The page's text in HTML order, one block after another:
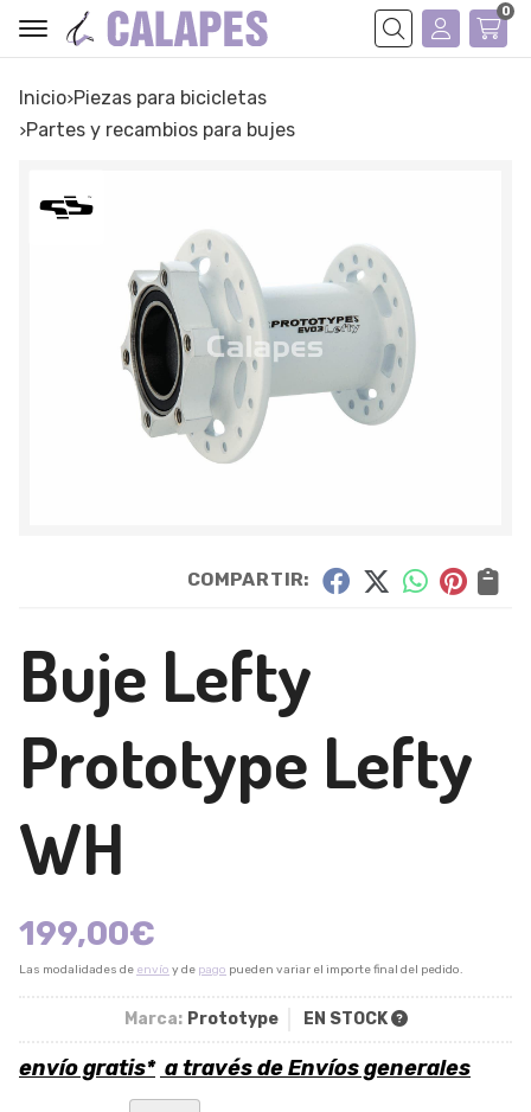
Buscar
0
Inicio
piezas para bicicletas
partes y recambios para bujes
COMPARTIR:
Buje Lefty
Prototype Lefty
WH
199,00€
Las modalidades de envío y de pago pueden variar el importe final del pedido.
Marca: Prototype EN STOCK
envío gratis* a través deEnvíos generales